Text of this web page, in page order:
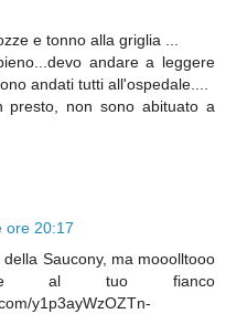
e tonno alla griglia ...
andare a leggere
andati tutti all'ospedale....
presto, non sono abituato a
ore 20:17
Saucony, ma mooolltooo
al tuo fianco
y1p3ayWzOZTn-